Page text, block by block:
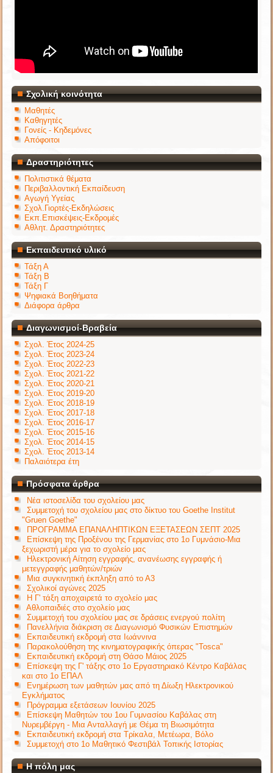
Σχολική κοινότητα
Μαθητές
Καθηγητές
Γονείς - Κηδεμόνες
Απόφοιτοι
Δραστηριότητες
Πολιτιστικά θέματα
Περιβαλλοντική Εκπαίδευση
Αγωγή Υγείας
Σχολ.Γιορτές-Εκδηλώσεις
Εκπ.Επισκέψεις-Εκδρομές
Αθλητ. Δραστηριότητες
Εκπαιδευτικό υλικό
Τάξη Α
Τάξη Β
Τάξη Γ
Ψηφιακά Βοηθήματα
Διάφορα άρθρα
Διαγωνισμοί-Βραβεία
Σχολ. Έτος 2024-25
Σχολ. Έτος 2023-24
Σχολ. Έτος 2022-23
Σχολ. Έτος 2021-22
Σχολ. Έτος 2020-21
Σχολ. Έτος 2019-20
Σχολ. Έτος 2018-19
Σχολ. Έτος 2017-18
Σχολ. Έτος 2016-17
Σχολ. Έτος 2015-16
Σχολ. Έτος 2014-15
Σχολ. Έτος 2013-14
Παλαιότερα έτη
Πρόσφατα άρθρα
Νέα ιστοσελίδα του σχολείου μας
Συμμετοχή του σχολείου μας στο δίκτυο του Goethe Institut
"Gruen Goethe"
ΠΡΟΓΡΑΜΜΑ ΕΠΑΝΑΛΗΠΤΙΚΩΝ ΕΞΕΤΑΣΕΩΝ ΣΕΠΤ 2025
Επίσκεψη της Προξένου της Γερμανίας στο 1ο Γυμνάσιο-Μια
ξεχωριστή μέρα για το σχολείο μας
Ηλεκτρονική Αίτηση εγγραφής, ανανέωσης εγγραφής ή
μετεγγραφής μαθητών/τριών
Μια συγκινητική έκπληξη από το Α3
Σχολικοί αγώνες 2025
Η Γ' τάξη αποχαιρετά το σχολείο μας
Αθλοπαιδιές στο σχολείο μας
Συμμετοχή του σχολείου μας σε δράσεις ενεργού πολίτη
Πανελλήνια διάκριση σε Διαγωνισμό Φυσικών Επιστημών
Εκπαιδευτική εκδρομή στα Ιωάννινα
Παρακολούθηση της κινηματογραφικής όπερας "Tosca"
Εκπαιδευτική εκδρομή στη Θάσο Μάιος 2025
Επίσκεψη της Γ' τάξης στο 1ο Εργαστηριακό Κέντρο Καβάλας
και στο 1ο ΕΠΑΛ
Ενημέρωση των μαθητών μας από τη Δίωξη Ηλεκτρονικού
Εγκλήματος
Πρόγραμμα εξετάσεων Ιουνίου 2025
Επίσκεψη Μαθητών του 1ου Γυμνασίου Καβάλας στη
Νυρεμβέργη - Μια Ανταλλαγή με Θέμα τη Βιωσιμότητα
Εκπαιδευτική εκδρομή στα Τρίκαλα, Μετέωρα, Βόλο
Συμμετοχή στο 1ο Μαθητικό Φεστιβάλ Τοπικής Ιστορίας
Η πόλη μας